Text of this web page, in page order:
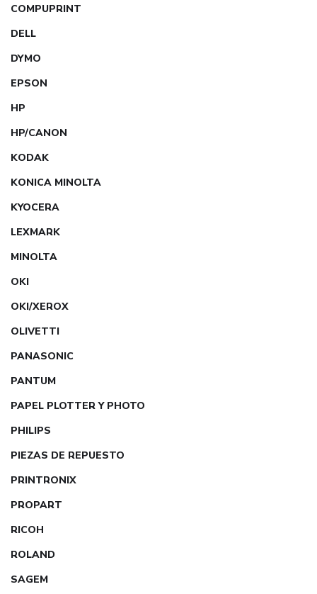
COMPUPRINT
DELL
DYMO
EPSON
HP
HP/CANON
KODAK
KONICA MINOLTA
KYOCERA
LEXMARK
MINOLTA
OKI
OKI/XEROX
OLIVETTI
PANASONIC
PANTUM
PAPEL PLOTTER Y PHOTO
PHILIPS
PIEZAS DE REPUESTO
PRINTRONIX
PROPART
RICOH
ROLAND
SAGEM